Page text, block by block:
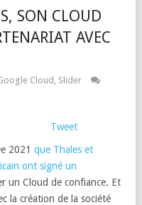
SON CLOUD
AVEC
Cloud, Slider
Tweet
2021 que Thales et
ont signé un
un Cloud de confiance. Et
la création de la société